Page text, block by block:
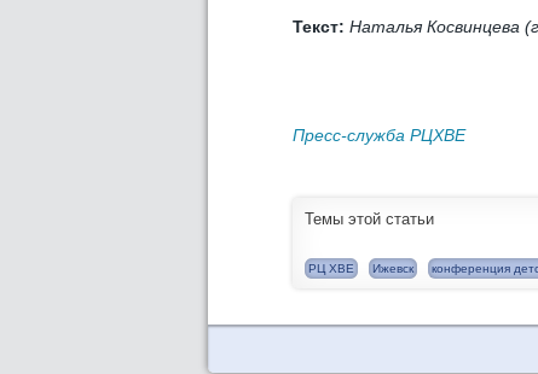
Текст: Наталья Косвинцева
Пресс-служба РЦХВЕ
Темы этой статьи
РЦ ХВЕ Ижевск конференция